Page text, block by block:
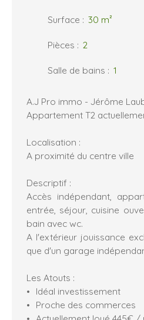
Surface : 30 m²
Pièces : 2
Salle de bains : 1
A.J Pro immo - Jérôme
Appartement T2
Localisation :
A proximité du centre ville
Descriptif :
Accès indépendant,
entrée, séjour, cuisine
bain avec wc.
A l'extérieur jouissance
que d'un garage
Les Atouts :
Idéal investissement
Proche des commerces